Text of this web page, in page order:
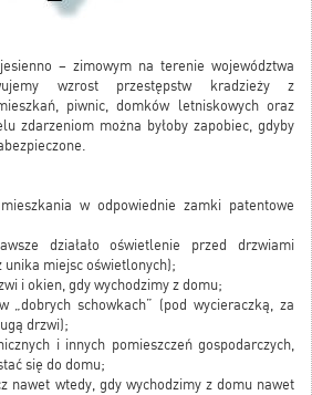
– zimowym na terenie województwa
wzrost przestępstw kradzieży z
piwnic, domków letniskowych oraz
zdarzeniom można byłoby zapobiec, gdyby
w odpowiednie zamki patentowe
działało oświetlenie przed drzwiami
unika miejsc oświetlonych);
i okien, gdy wychodzimy z domu;
„dobrych schowkach” (pod wycieraczką, za
drzwi);
i innych pomieszczeń gospodarczych,
się do domu;
nawet wtedy, gdy wychodzimy z domu nawet